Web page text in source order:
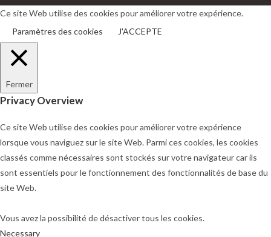
un
onglet
un
onglet
Ce site Web utilise des cookies pour améliorer votre expérience.
Paramètres des cookies
J'ACCEPTE
Fermer
Privacy Overview
Ce site Web utilise des cookies pour améliorer votre expérience
lorsque vous naviguez sur le site Web. Parmi ces cookies, les cookies
classés comme nécessaires sont stockés sur votre navigateur car ils
sont essentiels pour le fonctionnement des fonctionnalités de base du
site Web.
Vous avez la possibilité de désactiver tous les cookies.
Necessary